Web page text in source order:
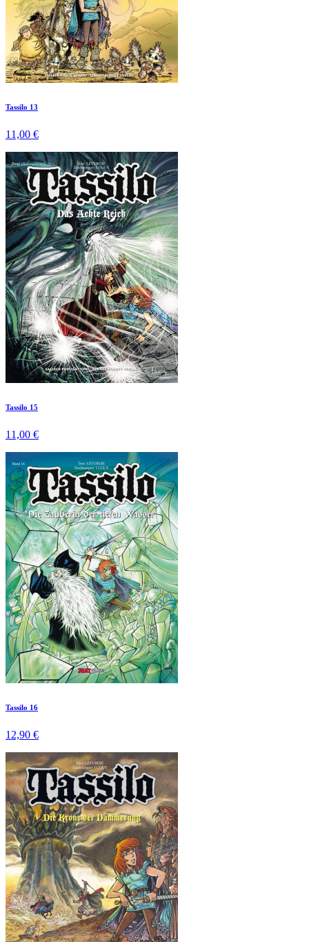
Tassilo 13
11,00 €
Tassilo 15
11,00 €
Tassilo 16
12,90 €